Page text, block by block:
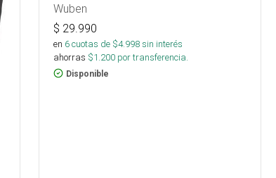
Wuben
$ 29.990
en 6cuotas de $4.998sin interés
ahorras $1.200 por transferencia.
Disponible